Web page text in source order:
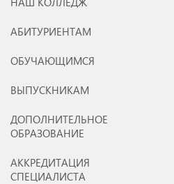
АБИТУРИЕНТАМ
ОБУЧАЮЩИМСЯ
ВЫПУСКНИКАМ
ДОПОЛНИТЕЛЬНОЕ
ОБРАЗОВАНИЕ
АККРЕДИТАЦИЯ
СПЕЦИАЛИСТА